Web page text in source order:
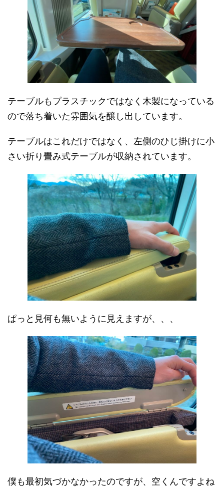
テーブルもプラスチックではなく木製になっている
ので落ち着いた雰囲気を醸し出しています。
テーブルはこれだけではなく、左側のひじ掛けに小
さい折り畳み式テーブルが収納されています。
ぱっと見何も無いように見えますが、、、
僕も最初気づかなかったのですが、空くんですよね